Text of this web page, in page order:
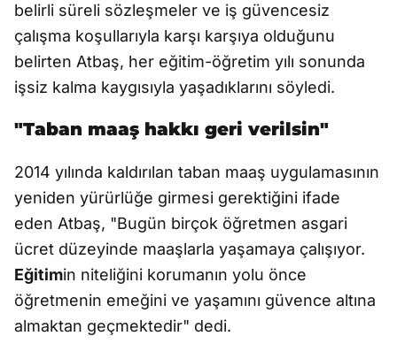
belirli süreli sözleşmeler ve iş güvencesiz
çalışma koşullarıyla karşı karşıya olduğunu
belirten Atbaş, her eğitim-öğretim yılı sonunda
işsiz kalma kaygısıyla yaşadıklarını söyledi.
"Taban maaş hakkı geri verilsin"
2014 yılında kaldırılan taban maaş uygulamasının
yeniden yürürlüğe girmesi gerektiğini ifade
eden Atbaş, "Bugün birçok öğretmen asgari
ücret düzeyinde maaşlarla yaşamaya çalışıyor.
Eğitimin niteliğini korumanın yolu önce
öğretmenin emeğini ve yaşamını güvence altına
almaktan geçmektedir" dedi.